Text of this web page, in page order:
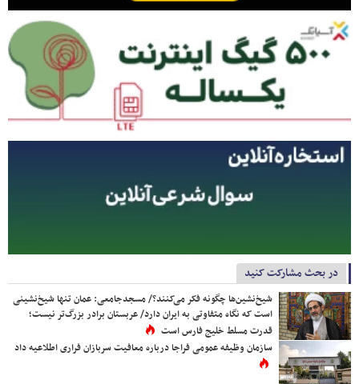
در بحث مشارکت کنید
شیخ‌نشین‌ها چگونه فکر می‌کنند؟/ مسجدجامعی: عمان تنها شیخ‌نشینی
است که نگاه متفاوتی به ایران دارد/ عربستان برادر بزرگ‌تر نیست؛
قدرت مسلط خلیج فارس است
سازمان وظیفه عمومی فراجا درباره معافیت سربازان فراری اطلاعیه داد